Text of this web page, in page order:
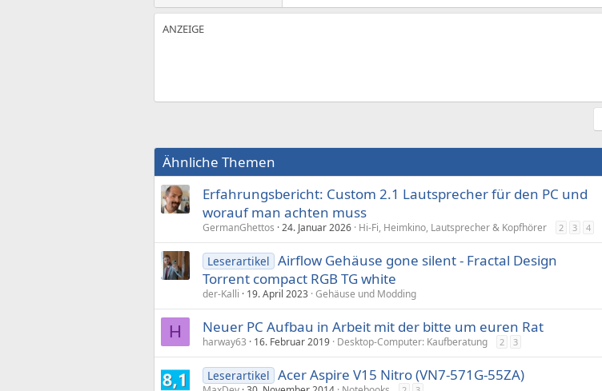
Ähnliche Themen
Erfahrungsbericht: Custom 2.1 Lautsprecher für den PC und
worauf man achten muss
GermanGhettos 24. Januar 2026 Hi-Fi, Heimkino, Lautsprecher & Kopfhörer 2 3 4
Leserartikel Airflow Gehäuse gone silent - Fractal Design
Torrent compact RGB TG white
der-Kalli 19. April 2023 Gehäuse und Modding
H Neuer PC Aufbau in Arbeit mit der bitte um euren Rat
harway63 16. Februar 2019 Desktop-Computer: Kaufberatung 2 3
Leserartikel Acer Aspire V15 Nitro (VN7-571G-55ZA)